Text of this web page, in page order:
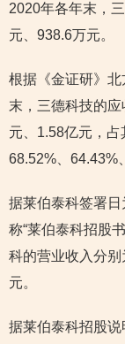
2020年各年末，
元、938.6万元。
根据《金证研》
末，三德科技的
元、1.58亿元，占
68.52%、64.43%
据莱伯泰科签署
称“莱伯泰科招股
科的营业收入分
元。
据莱伯泰科招股